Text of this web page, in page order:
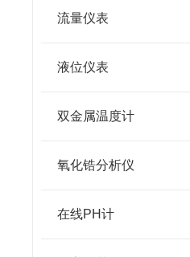
流量仪表
液位仪表
双金属温度计
氧化锆分析仪
在线PH计